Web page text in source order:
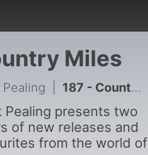
Miles
187 - Country Miles 3-August-2026
Pealing presents two
of new releases and
from the world of